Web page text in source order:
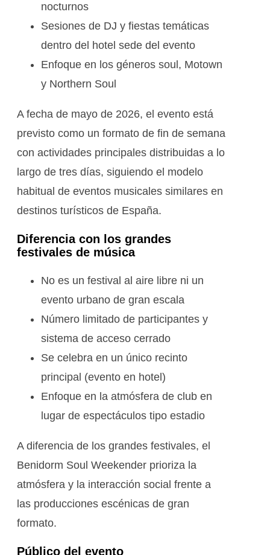
nocturnos
Sesiones de DJ y fiestas temáticas
dentro del hotel sede del evento
Enfoque en los géneros soul, Motown
y Northern Soul
A fecha de mayo de 2026, el evento está
previsto como un formato de fin de semana
con actividades principales distribuidas a lo
largo de tres días, siguiendo el modelo
habitual de eventos musicales similares en
destinos turísticos de España.
Diferencia con los grandes
festivales de música
No es un festival al aire libre ni un
evento urbano de gran escala
Número limitado de participantes y
sistema de acceso cerrado
Se celebra en un único recinto
principal (evento en hotel)
Enfoque en la atmósfera de club en
lugar de espectáculos tipo estadio
A diferencia de los grandes festivales, el
Benidorm Soul Weekender prioriza la
atmósfera y la interacción social frente a
las producciones escénicas de gran
formato.
Público del evento